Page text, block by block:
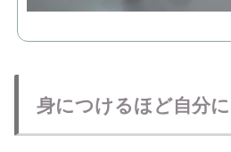
身につけるほど自分